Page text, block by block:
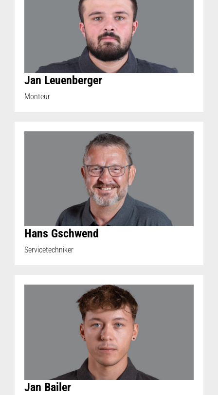
Jan Leuenberger
Monteur
Hans Gschwend
Servicetechniker
Jan Bailer